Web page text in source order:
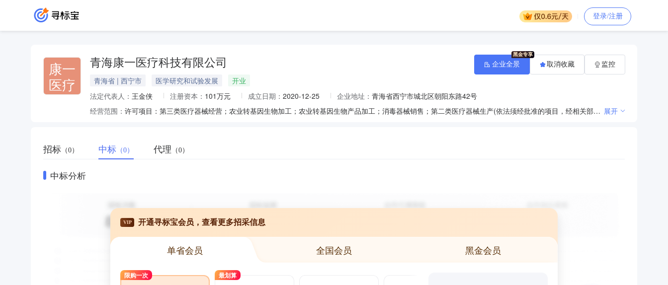
登录/注册
康一
医疗
青海康一医疗科技有限公司
青海省 | 西宁市 医学研究和试验发展
开业
法定代表人： 王金侠 注册资本： 101万元 成立日期： 2020-12-25 企业地址： 青海省西宁市城北区朝阳东路42号
经营范围：
许可项目：第三类医疗器械经营；农业转基因生物加工；农业转基因生物产品加工；消毒器械销售；第二类医疗器械生产(依法须经批准的项目，经相关部门批准后方可开展经营活动，具体经营项目以审批结果为准)。一般项目：医学研究和试验发展；计算机软硬件及辅助设备批发；计算机软硬件及辅助设备零售；软件开发；第一类医疗器械销售；第二类医疗器械销售；消毒剂销售（不含危险化学品）；电子产品销售；办公设备耗材销售；办公设备销售；办公用品销售；光电子器件销售；工艺美术品及收藏品批发（象牙及其制品除外）；针纺织品销售；仪器仪表销售；集成电路芯片及产品销售；建筑用钢筋产品销售；建筑工程用机械销售；电子元器件与机电组件设备销售；体育用品及器材批发；体育用品及器材零售；建筑材料销售；建筑装饰材料销售；汽车装饰用品销售；卫生洁具销售；日用百货销售；五金产品批发；五金产品零售；家用电器销售；家具销售；化妆品零售；化妆品批发；通讯设备销售；化工产品销售（不含许可类化工产品）；会议及展览服务；物联网技术服务；物联网技术研发；物联网设备销售；服装服饰零售；服装服饰批发；金属制品销售；专业保洁、清洗、消毒服务；特种设备销售；环境保护专用设备销售；专用设备修理；橡胶制品销售；安防设备销售(除依法须经批准的项目外，凭营业执照依法自主开展经营活动)。 展开
企业全景 取消收藏 监控
招标 （0） 中标 （0） 代理 （0）
中标分析
VIP 开通寻标宝会员，查看更多招采信息
单省会员 全国会员 黑金会员
限购一次 最划算